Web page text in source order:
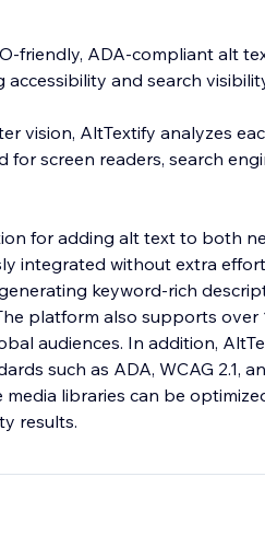
friendly, ADA-compliant alt
and search
vision, AltTextify analyzes
screen readers, search
for adding alt text to both
integrated without extra
keyword-rich
platform also supports over
audiences. In addition,
such as ADA, WCAG 2.1,
libraries can be
results.